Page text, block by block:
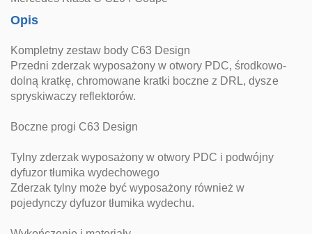
Opis
Kompletny zestaw body C63 Design
Przedni zderzak wyposażony w otwory PDC, środkowo-
dolną kratkę, chromowane kratki boczne z DRL, dysze
spryskiwaczy reflektorów.
Boczne progi C63 Design
Tylny zderzak wyposażony w otwory PDC i podwójny
dyfuzor tłumika wydechowego
Zderzak tylny może być wyposażony również w
pojedynczy dyfuzor tłumika wydechu.